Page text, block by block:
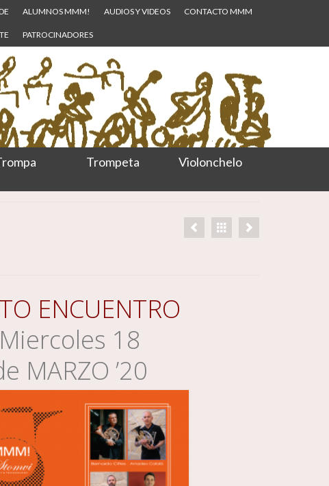
ALUMNOS MMM! AUDIOS Y VIDEOS CONTACTO MMM
PATROCINADORES
Trompeta Violonchelo
ENCUENTRO
Miercoles 18
MARZO ’20